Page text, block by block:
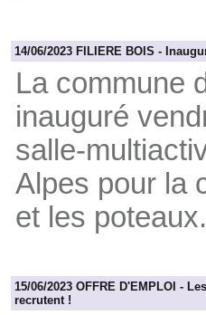
14/06/2023 FILIERE BOIS -
La commune
inauguré
salle-
Alpes pour la
et les poteaux.
15/06/2023 OFFRE D'EMPLOI -
recrutent !